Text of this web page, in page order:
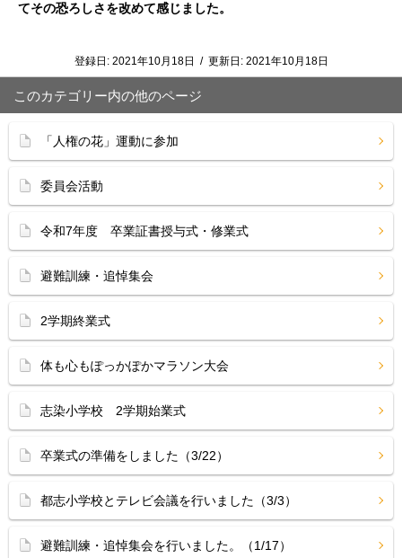
てその恐ろしさを改めて感じました。
登録日: 2021年10月18日 / 更新日: 2021年10月18日
このカテゴリー内の他のページ
「人権の花」運動に参加
委員会活動
令和7年度 卒業証書授与式・修業式
避難訓練・追悼集会
2学期終業式
体も心もぽっかぽかマラソン大会
志染小学校 2学期始業式
卒業式の準備をしました（3/22）
都志小学校とテレビ会議を行いました（3/3）
避難訓練・追悼集会を行いました。（1/17）